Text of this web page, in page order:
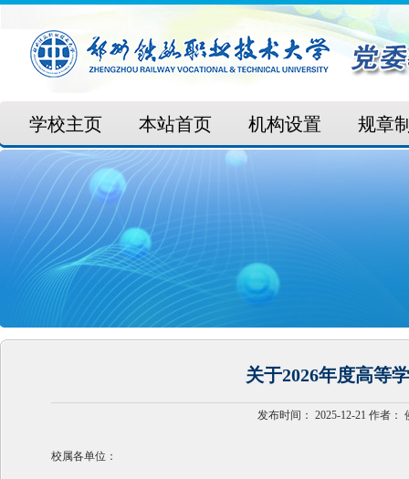
学校主页 本站首页 机构设置 规章
关于2026年度高等
发布时间： 2025-12-21 作者：
校属各单位：